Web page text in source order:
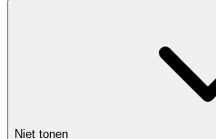
Niet tonen